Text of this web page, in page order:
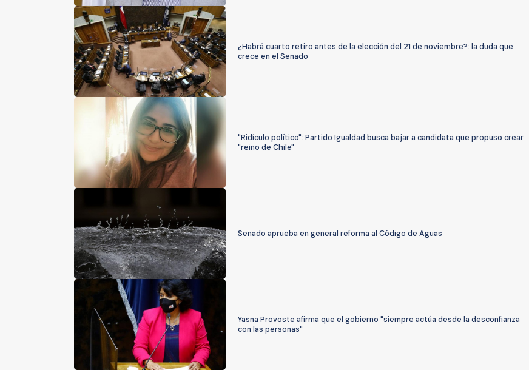
¿Habrá cuarto retiro antes de la elección del 21 de noviembre?: la duda que
crece en el Senado
"Ridículo político": Partido Igualdad busca bajar a candidata que propuso crear
"reino de Chile"
Senado aprueba en general reforma al Código de Aguas
Yasna Provoste afirma que el gobierno "siempre actúa desde la desconfianza
con las personas"